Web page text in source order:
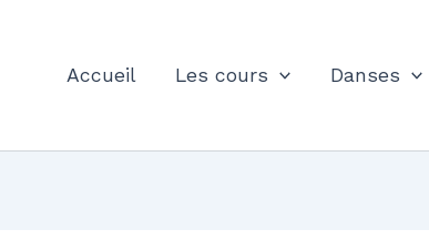
Accueil Les cours Danses